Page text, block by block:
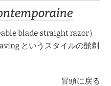
blade straight razor）
というスタイルの髭剃
冒頭に戻る